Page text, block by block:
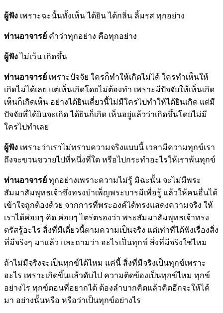
ผู้ฟัง เพราะฉะนั้นทั้งเห็น ได้ยิน ได้กลิ่น ลิ้มรส ทุกอย่าง
ท่านอาจารย์ คำว่าทุกอย่าง คือทุกอย่าง
ผู้ฟังไม่เว้น เกิดขึ้น
ท่านอาจารย์ เพราะปัจจัย ใครก็ทำให้เกิดไม่ได้ ใครทำเห็นให้
เกิดไม่ได้เลย แต่เห็นเกิดโดยไม่ต้องทำ เพราะมีปัจจัยให้เห็นเกิด
เห็นก็เกิดเห็น อย่างได้ยินเดี๋ยวนี้ไม่มีใครไปทำให้ได้ยินเกิด แต่มี
ปัจจัยที่ได้ยินจะเกิด ได้ยินก็เกิด เห็นอยู่แล้วว่าเกิดขึ้นโดยไม่มี
ใครไปทำเลย
ผู้ฟัง เพราะว่าเราไม่ทราบความจริงแบบนี้ เวลามีความทุกข์เรา
ถึงจะขวนขวายไปที่หนึ่งที่ใด หรือไปกระทำอะไรให้เราพ้นทุกข์
ท่านอาจารย์ ทุกอย่างเพราะความไม่รู้ มิฉะนั้น จะไม่มีพระ
สัมมาสัมพุทธเจ้าซึ่งทรงบำเพ็ญพระบารมีเพื่อรู้ แล้วให้คนอื่นได้
เข้าใจถูกต้องด้วย จากการที่พระองค์ได้ทรงแสดงความจริง ให้
เราได้ค่อยๆ คิด ค่อยๆ ไตร่ตรองว่า พระสัมมาสัมพุทธเจ้าทรง
ตรัสรู้อะไร สิ่งที่มีเดี๋ยวนี้ตามความเป็นจริง แต่เท่าที่ได้ฟังเรื่องสิ่ง
ที่มีจริงๆ มาแล้ว และถามว่า อะไรเป็นทุกข์ สิ่งที่มีจริงใช่ไหม
ถ้าไม่มีจริงจะเป็นทุกข์ได้ไหม แค่นี้ สิ่งที่มีจริงเป็นทุกข์เพราะ
อะไร เพราะเกิดขึ้นแล้วดับไป ความติดข้องเป็นทุกข์ไหม ทุกข์
อย่างไร ทุกข์ตอนที่อยากได้ ต้องลำบากคิดแล้วคิดอีกจะให้ได้
มา อย่างนั้นหรือ หรือว่าเป็นทุกข์อย่างไร